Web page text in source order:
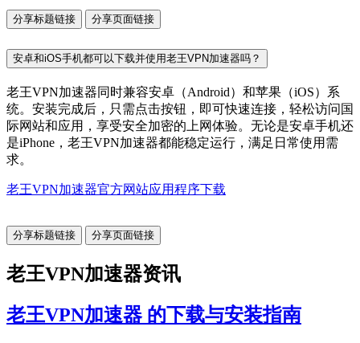
分享标题链接 分享页面链接
安卓和iOS手机都可以下载并使用老王VPN加速器吗？
老王VPN加速器同时兼容安卓（Android）和苹果（iOS）系
统。安装完成后，只需点击按钮，即可快速连接，轻松访问国
际网站和应用，享受安全加密的上网体验。无论是安卓手机还
是iPhone，老王VPN加速器都能稳定运行，满足日常使用需
求。
老王VPN加速器官方网站应用程序下载
分享标题链接 分享页面链接
老王VPN加速器资讯
老王VPN加速器 的下载与安装指南